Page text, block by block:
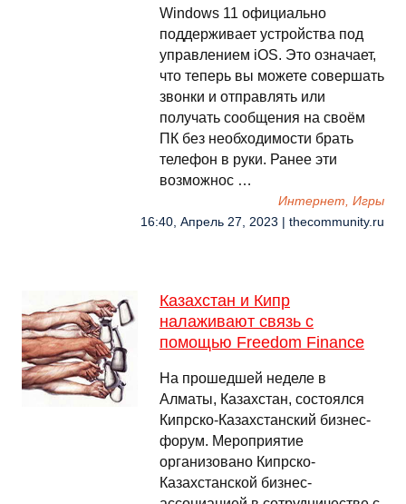
Windows 11 официально
поддерживает устройства под
управлением iOS. Это означает,
что теперь вы можете совершать
звонки и отправлять или
получать сообщения на своём
ПК без необходимости брать
телефон в руки. Ранее эти
возможнос …
Интернет, Игры
16:40, Апрель 27, 2023 | thecommunity.ru
Казахстан и Кипр
налаживают связь с
помощью Freedom Finance
На прошедшей неделе в
Алматы, Казахстан, состоялся
Кипрско-Казахстанский бизнес-
форум. Мероприятие
организовано Кипрско-
Казахстанской бизнес-